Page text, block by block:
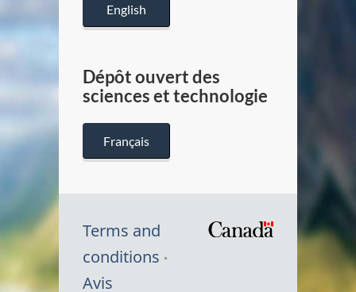
English
Dépôt ouvert des
sciences et technologie
Français
Terms and
conditions
Avis